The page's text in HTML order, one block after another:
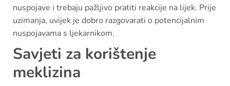
nuspojave i trebaju pažljivo pratiti reakcije na lijek. Prije
uzimanja, uvijek je dobro razgovarati o potencijalnim
nuspojavama s ljekarnikom.
Savjeti za korištenje
meklizina